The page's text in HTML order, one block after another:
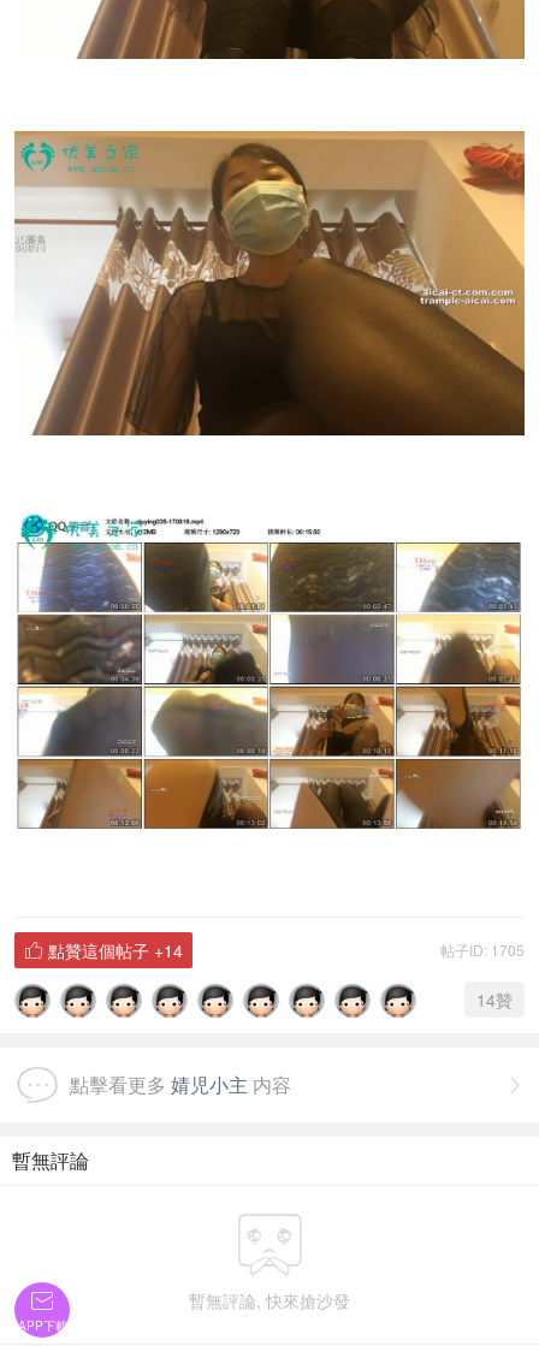
帖子ID: 1705
 點贊這個帖子 +14
14贊

點擊看更多 婧児小主 内容
暫無評論

暫無評論, 快來搶沙發

APP下載